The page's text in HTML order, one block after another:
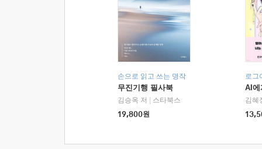
손으로 읽고 쓰는 명작
무진기행 필사북
김승옥 저
스타북스
19,800원
로그
AI에
김혜